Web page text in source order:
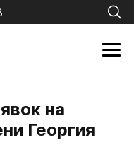
на
Георгия